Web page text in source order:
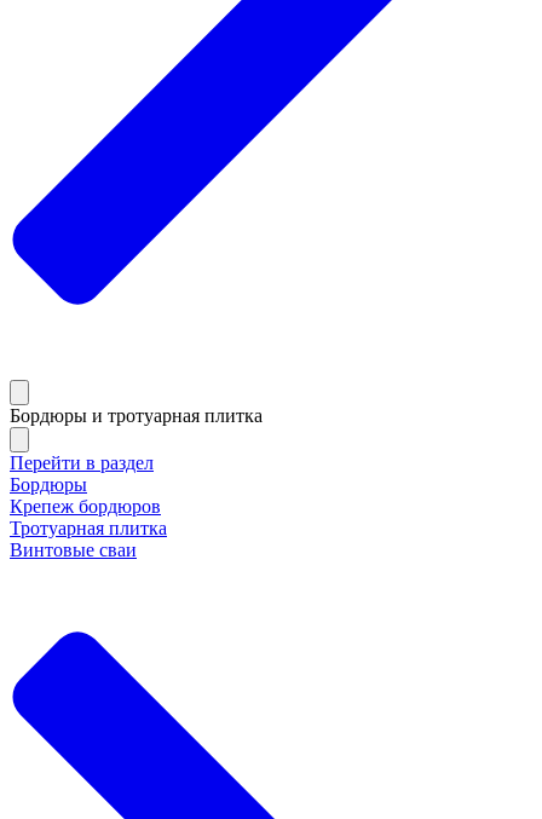
Бордюры и тротуарная плитка
Перейти в раздел
Бордюры
Крепеж бордюров
Тротуарная плитка
Винтовые сваи